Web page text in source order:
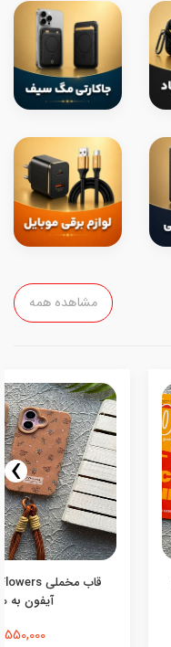
مشاهده همه
آیفون به
550,000 تومان
›